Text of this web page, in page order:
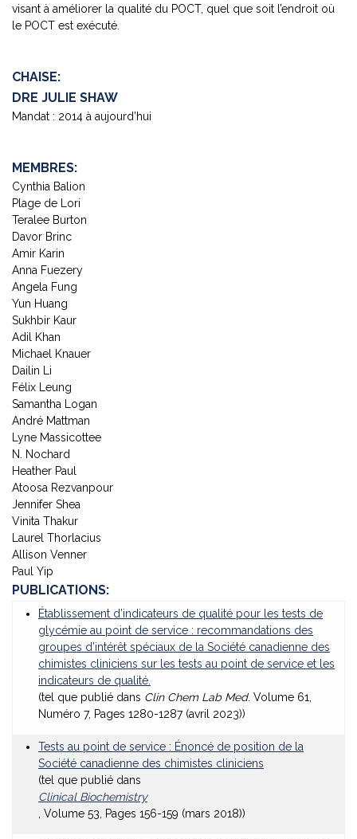
visant à améliorer la qualité du POCT, quel que soit l’endroit où
le POCT est exécuté.
CHAISE:
DRE JULIE SHAW
Mandat : 2014 à aujourd’hui
MEMBRES:
Cynthia Balion
Plage de Lori
Teralee Burton
Davor Brinc
Amir Karin
Anna Fuezery
Angela Fung
Yun Huang
Sukhbir Kaur
Adil Khan
Michael Knauer
Dailin Li
Félix Leung
Samantha Logan
André Mattman
Lyne Massicottee
N. Nochard
Heather Paul
Atoosa Rezvanpour
Jennifer Shea
Vinita Thakur
Laurel Thorlacius
Allison Venner
Paul Yip
PUBLICATIONS:
Établissement d’indicateurs de qualité pour les tests de
glycémie au point de service : recommandations des
groupes d’intérêt spéciaux de la Société canadienne des
chimistes cliniciens sur les tests au point de service et les
indicateurs de qualité.
(tel que publié dans Clin Chem Lab Med. Volume 61,
Numéro 7, Pages 1280-1287 (avril 2023))
Tests au point de service : Énoncé de position de la
Société canadienne des chimistes cliniciens
(tel que publié dans
Clinical Biochemistry
, Volume 53, Pages 156-159 (mars 2018))